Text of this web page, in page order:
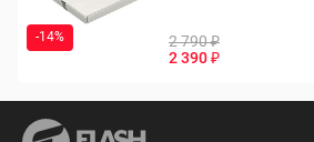
-14%
2 790 ₽
2 390 ₽